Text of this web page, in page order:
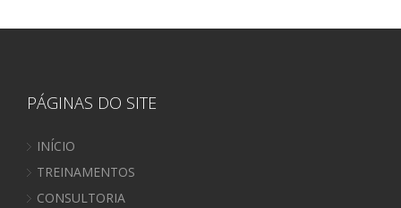
PÁGINAS DO SITE
INÍCIO
TREINAMENTOS
CONSULTORIA